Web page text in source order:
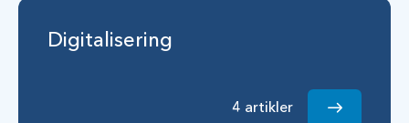
Digitalisering
4 artikler